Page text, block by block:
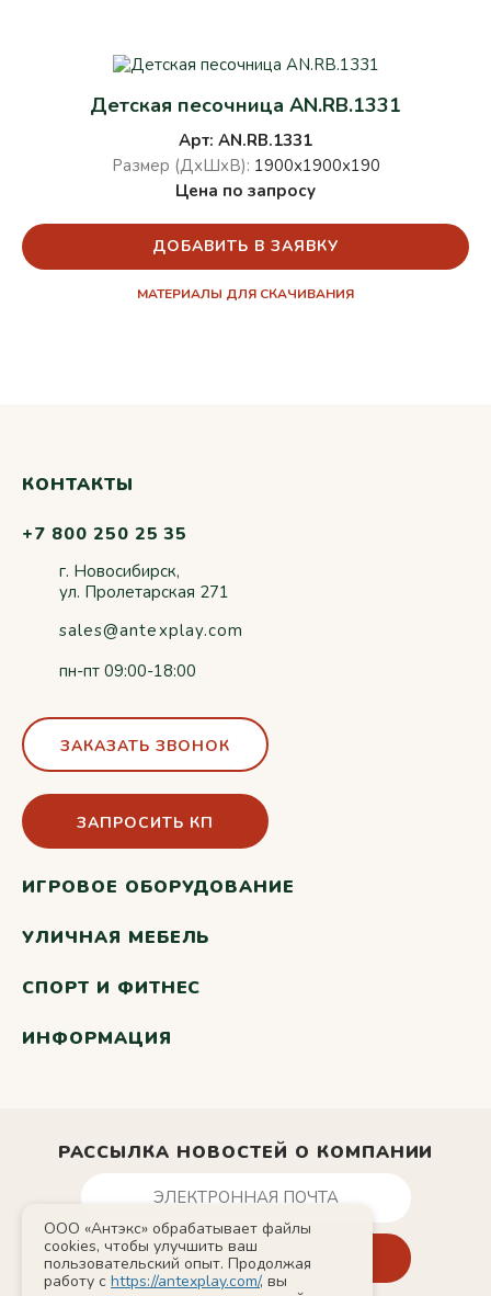
ООО «Антэкс» обрабатывает файлы
cookies, чтобы улучшить ваш
пользовательский опыт. Продолжая
работу с https://antexplay.com/, вы
Детская песочница AN.RB.1331
Арт: AN.RB.1331
Размер (ДхШхВ): 1900х1900х190
Цена по запросу
ДОБАВИТЬ В ЗАЯВКУ
МАТЕРИАЛЫ ДЛЯ СКАЧИВАНИЯ
КОНТАКТЫ
+7 800 250 25 35
г. Новосибирск,
ул. Пролетарская 271
sales@antexplay.com
пн-пт 09:00-18:00
ЗАКАЗАТЬ ЗВОНОК
ЗАПРОСИТЬ КП
ИГРОВОЕ ОБОРУДОВАНИЕ
УЛИЧНАЯ МЕБЕЛЬ
СПОРТ И ФИТНЕС
ИНФОРМАЦИЯ
РАССЫЛКА НОВОСТЕЙ О КОМПАНИИ